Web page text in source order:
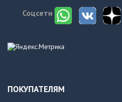
Соцсети
ПОКУПАТЕЛЯМ